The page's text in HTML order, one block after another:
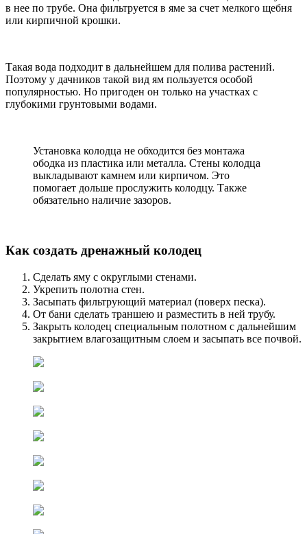
в нее по трубе. Она фильтруется в яме за счет мелкого щебня
или кирпичной крошки.
Такая вода подходит в дальнейшем для полива растений.
Поэтому у дачников такой вид ям пользуется особой
популярностью. Но пригоден он только на участках с
глубокими грунтовыми водами.
Установка колодца не обходится без монтажа
ободка из пластика или металла. Стены колодца
выкладывают камнем или кирпичом. Это
помогает дольше прослужить колодцу. Также
обязательно наличие зазоров.
Как создать дренажный колодец
Сделать яму с округлыми стенами.
Укрепить полотна стен.
Засыпать фильтрующий материал (поверх песка).
От бани сделать траншею и разместить в ней трубу.
Закрыть колодец специальным полотном с дальнейшим
закрытием влагозащитным слоем и засыпать все почвой.